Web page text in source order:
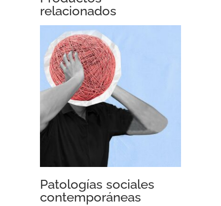
curso)
relacionados
Patologías sociales
contemporáneas